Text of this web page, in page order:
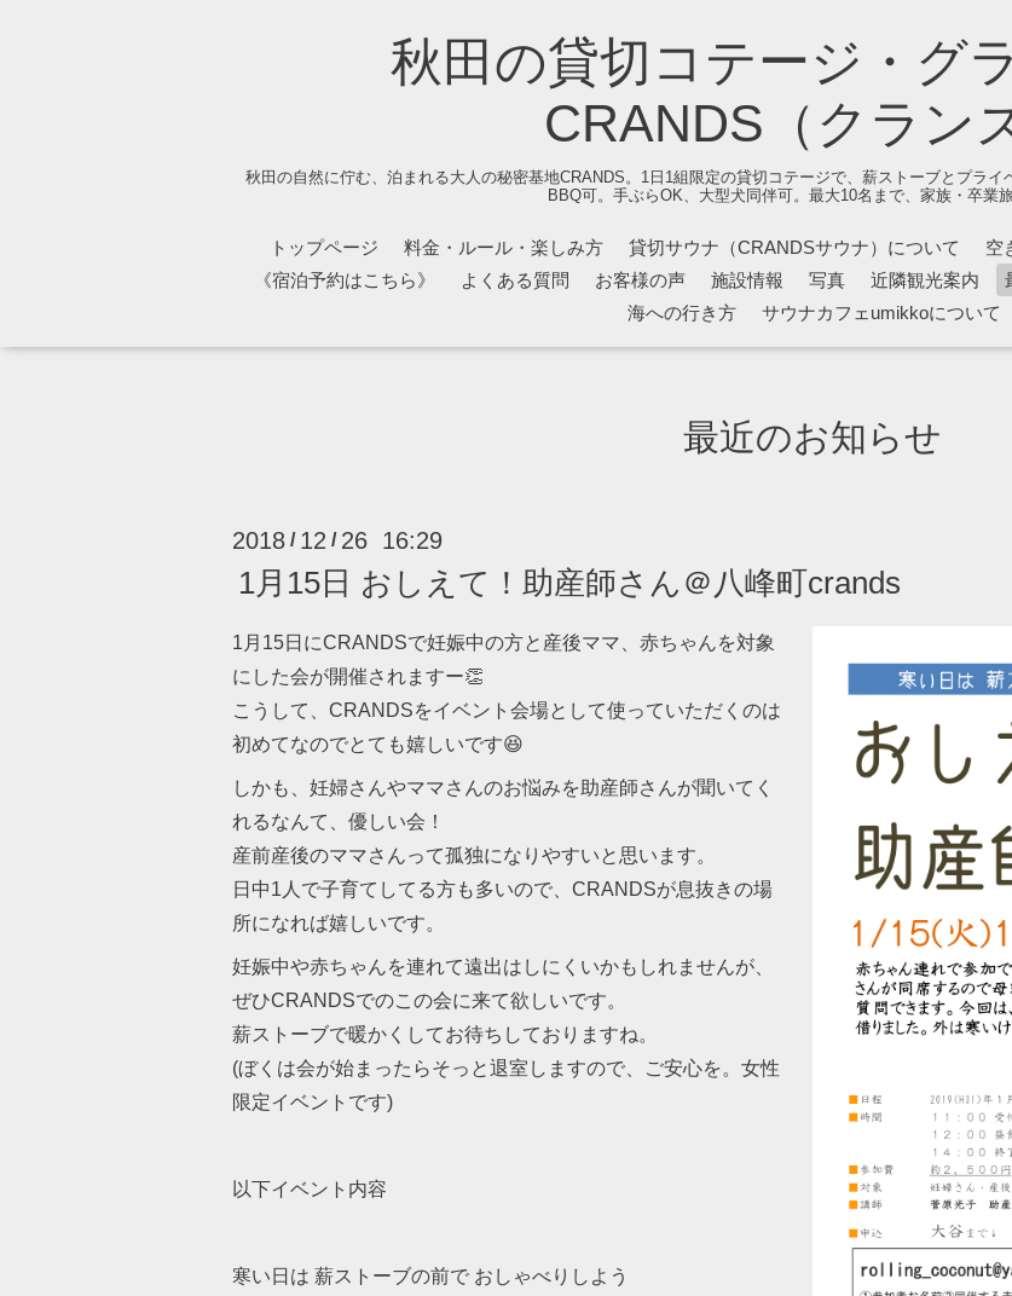
秋田の貸切コテージ・グ
CRANDS（クラン
秋田の自然に佇む、泊まれる大人の秘密基地CRANDS。1日1組限定の貸切コテージで、薪ストーブとプラ
BBQ可。手ぶらOK、大型犬同伴可。最大10名まで、家族・卒業旅
トップページ 料金・ルール・楽しみ方 貸切サウナ（CRANDSサウナ）について 空
《宿泊予約はこちら》
よくある質問 お客様の声 施設情報 写真 近隣観光案内
海への行き方
サウナカフェumikkoについて
最近のお知らせ
2018 / 12 / 26 16:29
1月15日 おしえて！助産師さん＠八峰町crands
1月15日にCRANDSで妊娠中の方と産後ママ、赤ちゃんを対象
にした会が開催されますー👏
こうして、CRANDSをイベント会場として使っていただくのは
初めてなのでとても嬉しいです😆
しかも、妊婦さんやママさんのお悩みを助産師さんが聞いてく
れるなんて、優しい会！
産前産後のママさんって孤独になりやすいと思います。
日中1人で子育てしてる方も多いので、CRANDSが息抜きの場
所になれば嬉しいです。
妊娠中や赤ちゃんを連れて遠出はしにくいかもしれませんが、
ぜひCRANDSでのこの会に来て欲しいです。
薪ストーブで暖かくしてお待ちしておりますね。
(ぼくは会が始まったらそっと退室しますので、ご安心を。女性
限定イベントです)
以下イベント内容
寒い日は 薪ストーブの前で おしゃべりしよう